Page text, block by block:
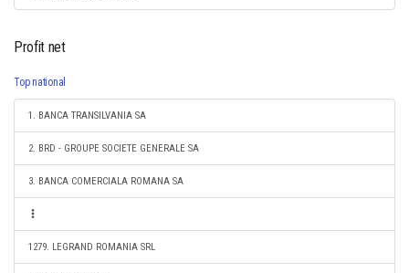
Profit net
Top national
1. BANCA TRANSILVANIA SA
2. BRD - GROUPE SOCIETE GENERALE SA
3. BANCA COMERCIALA ROMANA SA
1279. LEGRAND ROMANIA SRL